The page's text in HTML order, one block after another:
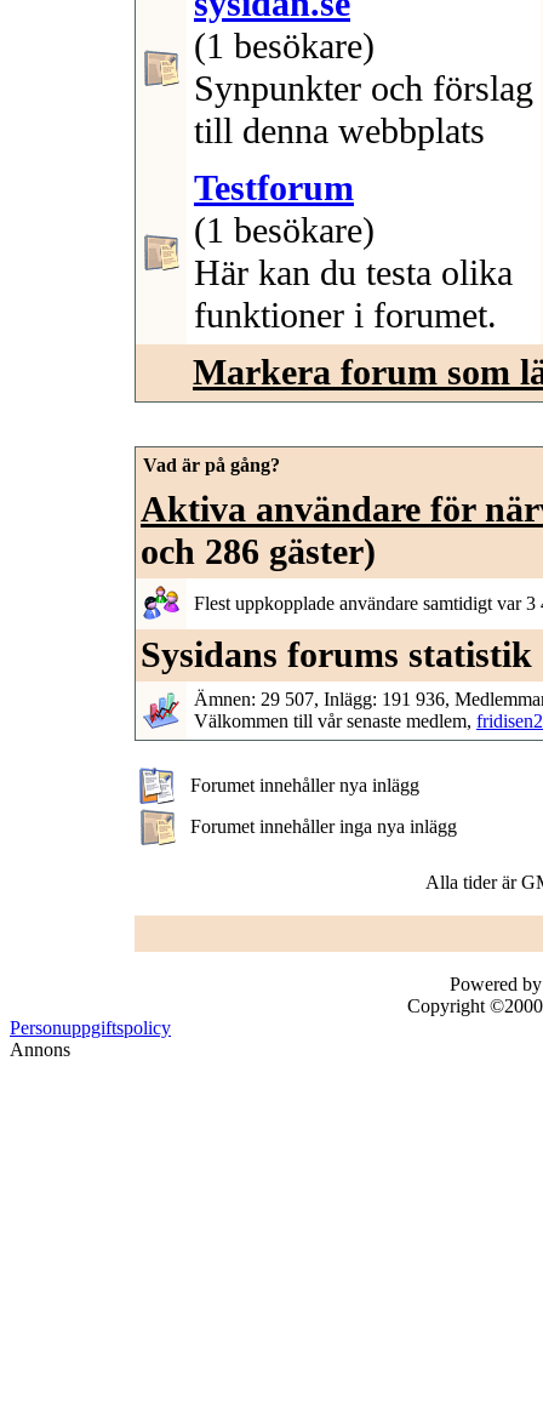
(1 besökare)
Synpunkter och förslag
till denna webbplats
Testforum
(1 besökare)
Här kan du testa olika
funktioner i forumet.
Markera forum som
Vad är på gång?
Aktiva användare för
och 286 gäster)
Flest uppkopplade användare samtidigt var
Sysidans forums statistik
Ämnen: 29 507, Inlägg: 191 936,
Välkommen till vår senaste medlem, fridisen2
Forumet innehåller nya inlägg
Forumet innehåller inga nya inlägg
Alla tider är
Powered
Copyright ©2000
Personuppgiftspolicy
Annons